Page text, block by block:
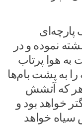
نموده و در
به هوا پرتاب
به پشت بام‌ها
هر که آتشش
خواهد بود و
سیاه خواهد